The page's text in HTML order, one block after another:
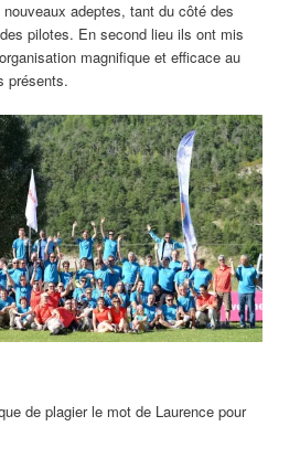
adeptes, tant du côté des
pilotes. En second lieu ils ont mis
magnifique et efficace au
présents.
de plagier le mot de Laurence pour